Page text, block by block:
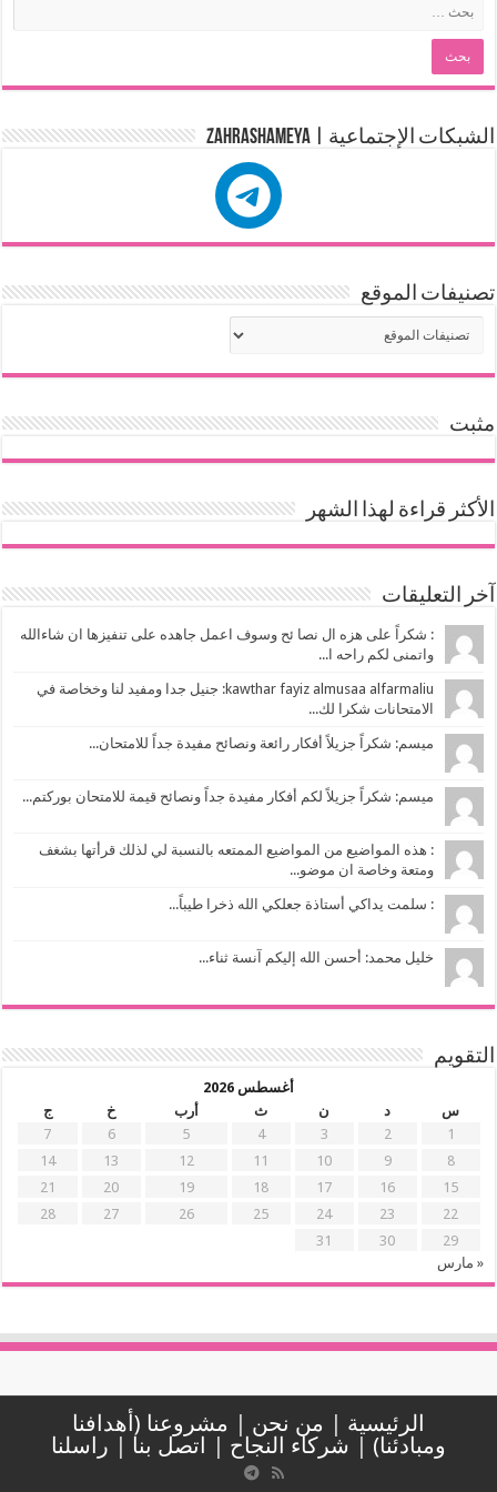
الشبكات الإجتماعية | zahrashameya
تصنيفات الموقع
مثبت
الأكثر قراءة لهذا الشهر
آخر التعليقات
: شكراً على هزه ال نصا ئح وسوف اعمل جاهده على تنفيزها ان شاءالله
واتمنى لكم راحه ا...
kawthar fayiz almusaa alfarmaliu: جنيل جدا ومفيد لنا وخخاصة في
الامتحانات شكرا لك...
ميسم: شكراً جزيلاً أفكار رائعة ونصائح مفيدة جداً للامتحان...
ميسم: شكراً جزيلاً لكم أفكار مفيدة جداً ونصائح قيمة للامتحان بوركتم...
: هذه المواضيع من المواضيع الممتعه بالنسبة لي لذلك قرأتها بشغف
ومتعة وخاصة ان موضو...
: سلمت يداكي أستاذة جعلكي الله ذخرا طيباً...
خليل محمد: أحسن الله إليكم آنسة ثناء...
التقويم
أغسطس 2026
س
د ن ث أرب خ
ج
1
2
3
4
5
6
7
8
9
10
11
12
13
14
15
16
17
18
19
20
21
22
23
24
25
26
27
28
29
30
31
« مارس
الرئيسية من نحن
مشروعنا (أهدافنا
ومبادئنا)
شركاء النجاح اتصل بنا راسلنا